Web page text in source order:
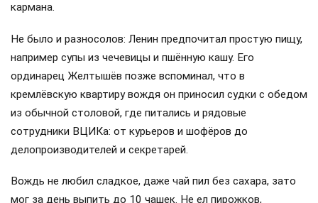
кармана.
Не было и разносолов: Ленин предпочитал простую пищу,
например супы из чечевицы и пшённую кашу. Его
ординарец Желтышёв позже вспоминал, что в
кремлёвскую квартиру вождя он приносил судки с обедом
из обычной столовой, где питались и рядовые
сотрудники ВЦИКа: от курьеров и шофёров до
делопроизводителей и секретарей.
Вождь не любил сладкое, даже чай пил без сахара, зато
мог за день выпить до 10 чашек. Не ел пирожков,